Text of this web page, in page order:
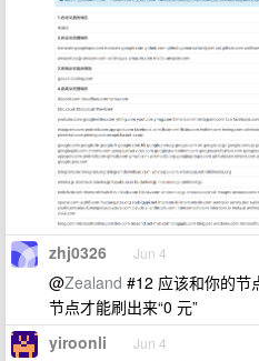
zhj0326 Jun 4
@Zealand #12 应该和你的节
节点才能刷出来“0 元”
yiroonli Jun 4